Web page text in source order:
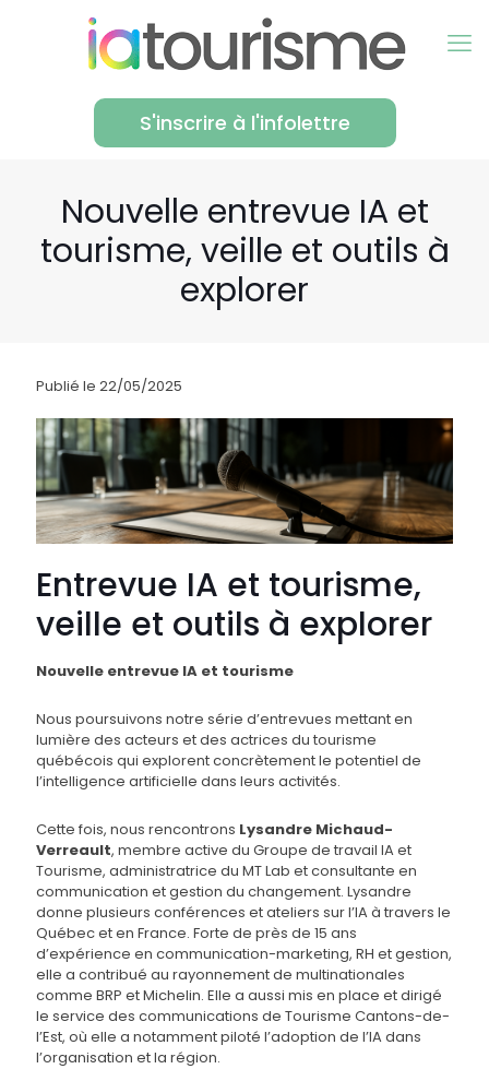
S'inscrire à l'infolettre
Nouvelle entrevue IA et
tourisme, veille et outils à
explorer
Publié le 22/05/2025
Entrevue IA et tourisme,
veille et outils à explorer
Nouvelle entrevue IA et tourisme
Nous poursuivons notre série d’entrevues mettant en
lumière des acteurs et des actrices du tourisme
québécois qui explorent concrètement le potentiel de
l’intelligence artificielle dans leurs activités.
Cette fois, nous rencontrons Lysandre Michaud-
Verreault, membre active du Groupe de travail IA et
Tourisme, administratrice du MT Lab et consultante en
communication et gestion du changement. Lysandre
donne plusieurs conférences et ateliers sur l’IA à travers le
Québec et en France. Forte de près de 15 ans
d’expérience en communication-marketing, RH et gestion,
elle a contribué au rayonnement de multinationales
comme BRP et Michelin. Elle a aussi mis en place et dirigé
le service des communications de Tourisme Cantons-de-
l’Est, où elle a notamment piloté l’adoption de l’IA dans
l’organisation et la région.